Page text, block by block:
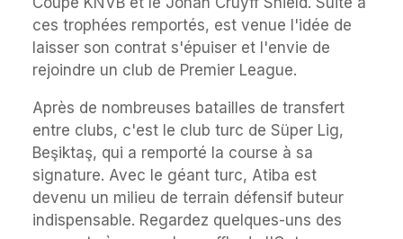
ces trophées remportés, est venue l'idée de
laisser son contrat s'épuiser et l'envie de
rejoindre un club de Premier League.
Après de nombreuses batailles de transfert
entre clubs, c'est le club turc de Süper Lig,
Beşiktaş, qui a remporté la course à sa
signature. Avec le géant turc, Atiba est
devenu un milieu de terrain défensif buteur
indispensable. Regardez quelques-uns des